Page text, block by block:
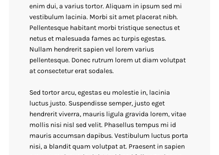
enim dui, a varius tortor. Aliquam in ipsum sed mi
vestibulum lacinia. Morbi sit amet placerat nibh.
Pellentesque habitant morbi tristique senectus et
netus et malesuada fames ac turpis egestas.
Nullam hendrerit sapien vel lorem varius
pellentesque. Donec rutrum lorem ut diam volutpat
at consectetur erat sodales.
Sed tortor arcu, egestas eu molestie in, lacinia
luctus justo. Suspendisse semper, justo eget
hendrerit viverra, mauris ligula gravida lorem, vitae
mollis nisi nisl sed velit. Phasellus tempus mi id
mauris accumsan dapibus. Vestibulum luctus porta
nisi, a blandit quam volutpat at. Praesent in sapien